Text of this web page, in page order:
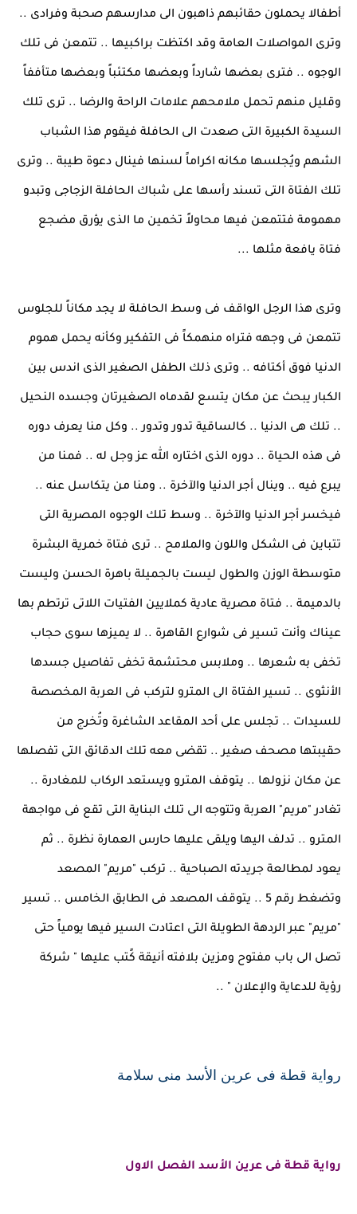
أطفالا يحملون حقائبهم ذاهبون الى مدارسهم صحبة وفرادى ..
وترى المواصلات العامة وقد اكتظت براكبيها .. تتمعن فى تلك
الوجوه .. فترى بعضها شارداً وبعضها مكتئباً وبعضها متأففاً
وقليل منهم تحمل ملامحهم علامات الراحة والرضا .. ترى تلك
السيدة الكبيرة التى صعدت الى الحافلة فيقوم هذا الشباب
الشهم ويُجلسها مكانه اكراماً لسنها فينال دعوة طيبة .. وترى
تلك الفتاة التى تسند رأسها على شباك الحافلة الزجاجى وتبدو
مهمومة فتتمعن فيها محاولاً تخمين ما الذى يؤرق مضجع
فتاة يافعة مثلها ...
وترى هذا الرجل الواقف فى وسط الحافلة لا يجد مكاناً للجلوس
تتمعن فى وجهه فتراه منهمكاً فى التفكير وكأنه يحمل هموم
الدنيا فوق أكتافه .. وترى ذلك الطفل الصغير الذى اندس بين
الكبار يبحث عن مكان يتسع لقدماه الصغيرتان وجسده النحيل
.. تلك هى الدنيا .. كالساقية تدور وتدور .. وكل منا يعرف دوره
فى هذه الحياة .. دوره الذى اختاره الله عز وجل له .. فمنا من
يبرع فيه .. وينال أجر الدنيا والآخرة .. ومنا من يتكاسل عنه ..
فيخسر أجر الدنيا والآخرة .. وسط تلك الوجوه المصرية التى
تتباين فى الشكل واللون والملامح .. ترى فتاة خمرية البشرة
متوسطة الوزن والطول ليست بالجميلة باهرة الحسن وليست
بالدميمة .. فتاة مصرية عادية كملايين الفتيات اللاتى ترتطم بها
عيناك وأنت تسير فى شوارع القاهرة .. لا يميزها سوى حجاب
تخفى به شعرها .. وملابس محتشمة تخفى تفاصيل جسدها
الأنثوى .. تسير الفتاة الى المترو لتركب فى العربة المخصصة
للسيدات .. تجلس على أحد المقاعد الشاغرة وتُخرج من
حقيبتها مصحف صغير .. تقضى معه تلك الدقائق التى تفصلها
عن مكان نزولها .. يتوقف المترو ويستعد الركاب للمغادرة ..
تغادر "مريم" العربة وتتوجه الى تلك البناية التى تقع فى مواجهة
المترو .. تدلف اليها ويلقى عليها حارس العمارة نظرة .. ثم
يعود لمطالعة جريدته الصباحية .. تركب "مريم" المصعد
وتضغط رقم 5 .. يتوقف المصعد فى الطابق الخامس .. تسير
"مريم" عبر الردهة الطويلة التى اعتادت السير فيها يومياً حتى
تصل الى باب مفتوح ومزين بلافته أنيقة كًتب عليها " شركة
رؤية للدعاية والإعلان " ..
رواية قطة فى عرين الأسد منى سلامة
رواية قطة فى عرين الأسد الفصل الاول